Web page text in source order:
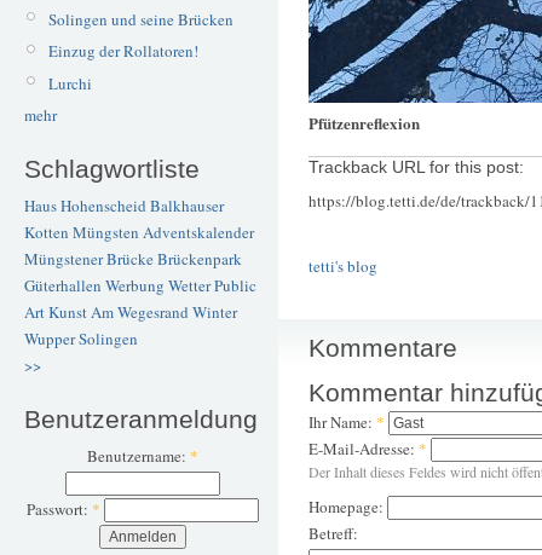
Solingen und seine Brücken
Einzug der Rollatoren!
Lurchi
mehr
Schlagwortliste
Haus Hohenscheid Balkhauser
Kotten Müngsten Adventskalender
Müngstener BrückeBrückenpark
Güterhallen Werbung WetterPublic
ArtKunstAm Wegesrand Winter
WupperSolingen
>>
Benutzeranmeldung
Benutzername: *
Passwort: *
Pfützenreflexion
Trackback URL for this post:
https://blog.tetti.de/de/trackback/
tetti's blog
Kommentare
Kommentar
Ihr Name: *
E-Mail-Adresse: *
Der Inhalt dieses Feldes wird nicht
Homepage:
Betreff: